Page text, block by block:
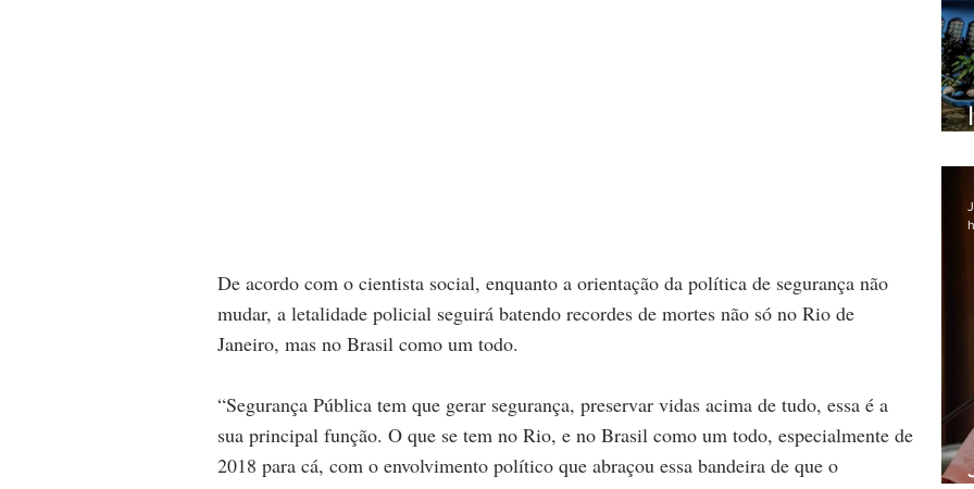
De acordo com o cientista social, enquanto a orientação da política de segurança não
mudar, a letalidade policial seguirá batendo recordes de mortes não só no Rio de
Janeiro, mas no Brasil como um todo.
“Segurança Pública tem que gerar segurança, preservar vidas acima de tudo, essa é a
sua principal função. O que se tem no Rio, e no Brasil como um todo, especialmente de
2018 para cá, com o envolvimento político que abraçou essa bandeira de que o